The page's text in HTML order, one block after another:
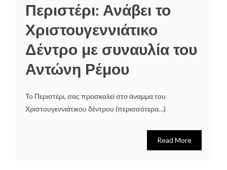
Περιστέρι: Ανάβει το
Χριστουγεννιάτικο
Δέντρο με συναυλία του
Αντώνη Ρέμου
Το Περιστέρι, σας προσκαλεί στο άναμμα του
Χριστουγεννιάτικου δέντρου (περισσότερα…)
Read More